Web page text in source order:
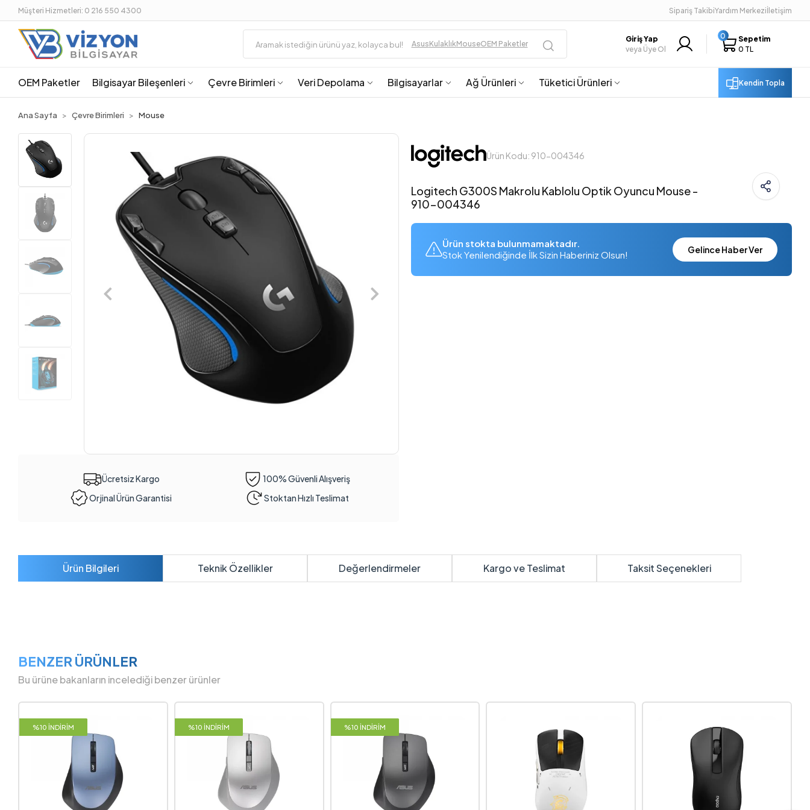
Müşteri Hizmetleri: 0 216 550 4300 Sipariş TakibiYardım Merkeziİletişim
AsusKulaklıkMouseOEM Paketler
Giriş Yap
veya Üye Ol
0
Sepetim
0 TL
OEM Paketler Bilgisayar Bileşenleri Çevre Birimleri Veri Depolama Bilgisayarlar Ağ Ürünleri Tüketici Ürünleri Kendin Topla
Ana Sayfa Çevre Birimleri Mouse
Ücretsiz Kargo
100% Güvenli Alışveriş
Orjinal Ürün Garantisi
Stoktan Hızlı Teslimat
Ürün Kodu: 910-004346
Logitech G300S Makrolu Kablolu Optik Oyuncu Mouse -
910-004346
Ürün stokta bulunmamaktadır.
Stok Yenilendiğinde İlk Sizin Haberiniz Olsun!
Gelince Haber Ver
Ürün Bilgileri Teknik Özellikler Değerlendirmeler Kargo ve Teslimat Taksit Seçenekleri
BENZER ÜRÜNLER
Bu ürüne bakanların incelediği benzer ürünler
%10 İNDİRİM %10 İNDİRİM